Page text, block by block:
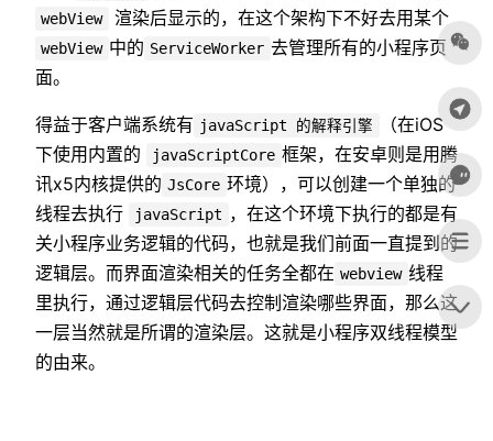
webView 渲染后显示的，在这个架构下不好去用某个
webView 中的 ServiceWorker 去管理所有的小程序页
面。
得益于客户端系统有 javaScript 的解释引擎
（在iOS
下使用内置的
javaScriptCore 框架，在安卓则是用腾
讯x5内核提供的 JsCore 环境），可以创建一个单独的
线程去执行
javaScript ，在这个环境下执行的都是有
关小程序业务逻辑的代码，也就是我们前面一直提到的
逻辑层。而界面渲染相关的任务全都在 webview 线程
里执行，通过逻辑层代码去控制渲染哪些界面，那么这
一层当然就是所谓的渲染层。这就是小程序双线程模型
的由来。